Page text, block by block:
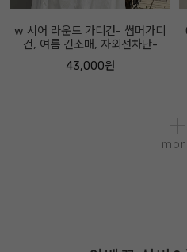
w 시어 라운드 가디건- 썸머가디
건, 여름 긴소매, 자외선차단-
43,000원